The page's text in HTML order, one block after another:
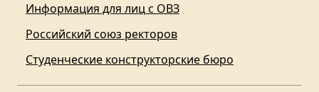
Информация для лиц с ОВЗ
Российский союз ректоров
Студенческие конструкторские бюро